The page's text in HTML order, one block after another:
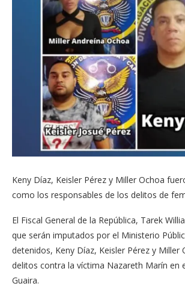
Keny Díaz, Keisler Pérez y Miller Ochoa
como los responsables de los delitos de
El Fiscal General de la República, Tarek
que serán imputados por el Ministerio
detenidos, Keny Díaz, Keisler Pérez y Miller
delitos contra la víctima Nazareth Marín en
Guaira.